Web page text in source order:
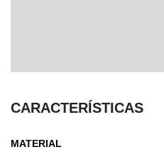
CARACTERÍSTICAS
MATERIAL